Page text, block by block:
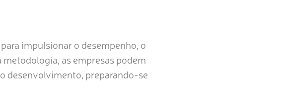
impulsionar o desempenho, o
as empresas podem
desenvolvimento, preparando-se